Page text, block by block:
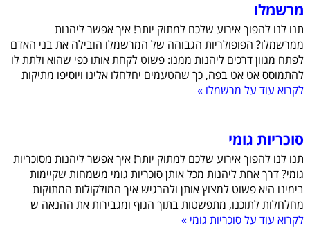
מרשמלו
תנו לנו להפוך אירוע שלכם למתוק יותר! איך אפשר ליהנות
ממרשמלו? הפופולריות הגבוהה של המרשמלו הובילה את בני האדם
לפתח מגוון דרכים ליהנות ממנו: פשוט לקחת אותו כפי שהוא ולתת לו
להתמוסס אט אט בפה, כך שהטעמים יחלחלו אלינו ויוסיפו מתיקות
לקרוא עוד על מרשמלו »
סוכריות גומי
תנו לנו להפוך אירוע שלכם למתוק יותר! איך אפשר ליהנות מסוכריות
גומי? דרך אחת ליהנות מכל אותן סוכריות גומי משמחות שקיימות
בימינו היא פשוט למצוץ אותן ולהרגיש איך המולקולות המתוקות
מחלחלות לתוכנו, מתפשטות בתוך הגוף ומגבירות את ההנאה ש
לקרוא עוד על סוכריות גומי »